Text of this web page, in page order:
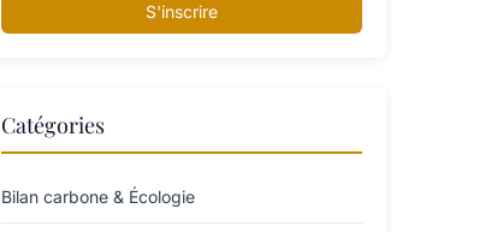
S'inscrire
Catégories
Bilan carbone & Écologie